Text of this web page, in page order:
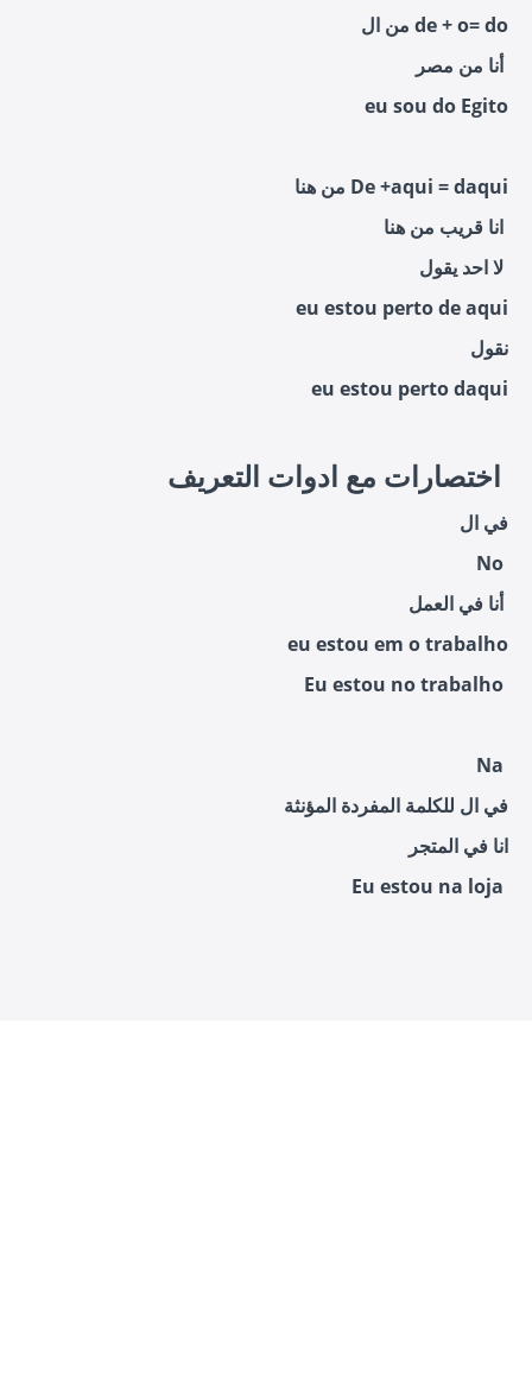
من ال de + o= do
أنا من مصر
eu sou do Egito
من هنا De +aqui = daqui
eu estou perto de aqui
نقول
eu estou perto daqui
في ال
No
أنا في العمل
eu estou em o trabalho
Eu estou no trabalho
Na
في ال للكلمة المفردة المؤنثة
انا في المتجر
Eu estou na loja